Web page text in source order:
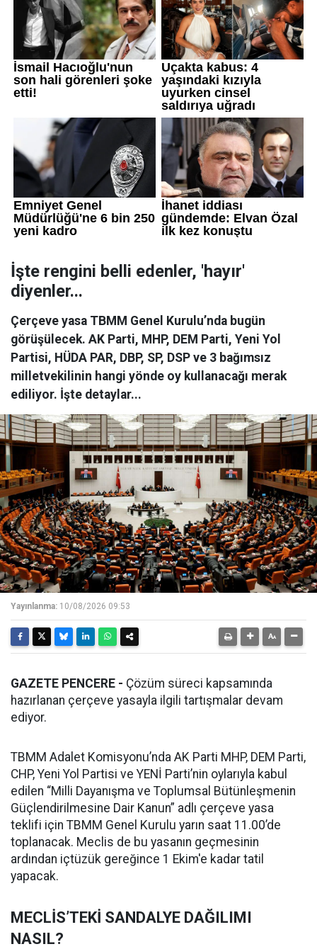
İşte rengini belli edenler, 'hayır'
diyenler...
Çerçeve yasa TBMM Genel Kurulu’nda bugün
görüşülecek. AK Parti, MHP, DEM Parti, Yeni Yol
Partisi, HÜDA PAR, DBP, SP, DSP ve 3 bağımsız
milletvekilinin hangi yönde oy kullanacağı merak
ediliyor. İşte detaylar...
Yayınlanma: 10/08/2026 09:53
GAZETE PENCERE - Çözüm süreci kapsamında
hazırlanan çerçeve yasayla ilgili tartışmalar devam
ediyor.
TBMM Adalet Komisyonu’nda AK Parti MHP, DEM Parti,
CHP, Yeni Yol Partisi ve YENİ Parti’nin oylarıyla kabul
edilen “Milli Dayanışma ve Toplumsal Bütünleşmenin
Güçlendirilmesine Dair Kanun” adlı çerçeve yasa
teklifi için TBMM Genel Kurulu yarın saat 11.00’de
toplanacak. Meclis de bu yasanın geçmesinin
ardından içtüzük gereğince 1 Ekim'e kadar tatil
yapacak.
MECLİS’TEKİ SANDALYE DAĞILIMI
NASIL?